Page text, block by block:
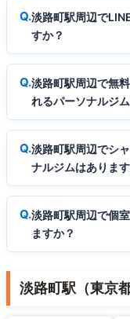
淡路町駅周辺で
すか？
淡路町駅周辺で無
れるパーソナルジ
淡路町駅周辺でシ
ナルジムはありま
淡路町駅周辺で個
ますか？
淡路町駅（東京